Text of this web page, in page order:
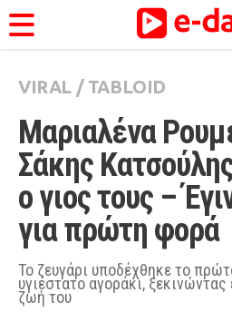
ΚΑΤΗΓΟΡΊΕΣ
Ειδήσεις
Θέματα
Videos
Podcasts
Viral
Life
VIRAL / TABLOID
Μαριαλένα
Σάκης
ο γιος τους –
για πρώτη φορά
Το ζευγάρι υποδέχθηκε το
υγιέστατο αγοράκι,
ζωή του